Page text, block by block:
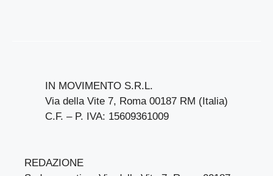
IN MOVIMENTO S.R.L.
Via della Vite 7, Roma 00187 RM (Italia)
C.F. – P. IVA: 15609361009
REDAZIONE